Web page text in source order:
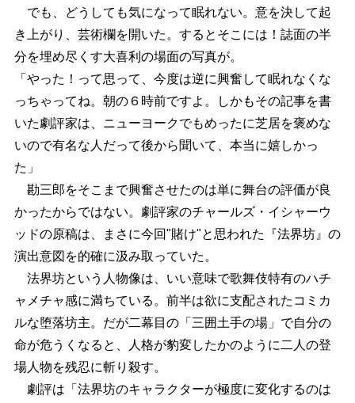
でも、どうしても気になって眠れない。意を決して起
き上がり、芸術欄を開いた。するとそこには！誌面の半
分を埋め尽くす大喜利の場面の写真が。
「やった！って思って、今度は逆に興奮して眠れなくな
っちゃってね。朝の６時前ですよ。しかもその記事を書
いた劇評家は、ニューヨークでもめったに芝居を褒めな
いので有名な人だって後から聞いて、本当に嬉しかっ
た」
勘三郎をそこまで興奮させたのは単に舞台の評価が良
かったからではない。劇評家のチャールズ・イシャーウ
ッドの原稿は、まさに今回"賭け"と思われた『法界坊』の
演出意図を的確に汲み取っていた。
法界坊という人物像は、いい意味で歌舞伎特有のハチ
ャメチャ感に満ちている。前半は欲に支配されたコミカ
ルな堕落坊主。だが二幕目の「三囲土手の場」で自分の
命が危うくなると、人格が豹変したかのように二人の登
場人物を残忍に斬り殺す。
劇評は「法界坊のキャラクターが極度に変化するのは